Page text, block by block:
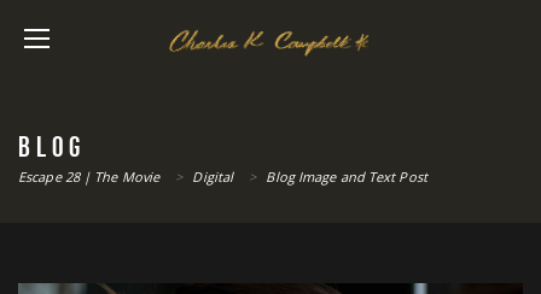
BLOG
Escape 28 | The Movie > Digital > Blog Image and Text Post